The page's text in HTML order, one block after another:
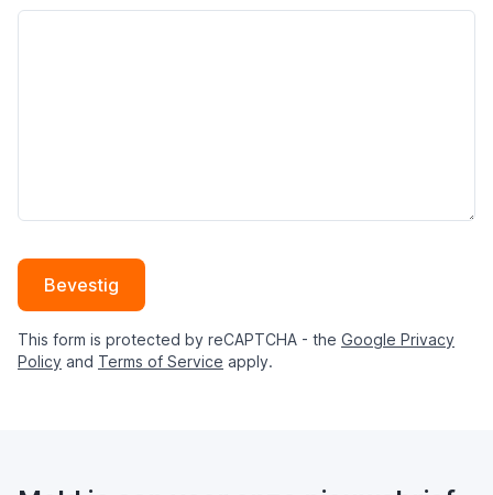
Bevestig
This form is protected by reCAPTCHA - the Google Privacy
Policy and Terms of Service apply.